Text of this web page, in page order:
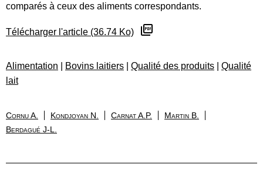
comparés à ceux des aliments correspondants.
Télécharger l'article (36.74 Ko)
Alimentation Bovins laitiers Qualité des produits
Qualité
lait
Cornu A. Kondjoyan N. Carnat A.P.
Martin B.
Berdagué J-L.